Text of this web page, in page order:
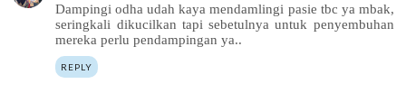
Dampingi odha udah kaya mendamlingi pasie tbc ya mbak,
seringkali dikucilkan tapi sebetulnya untuk penyembuhan
mereka perlu pendampingan ya..
REPLY